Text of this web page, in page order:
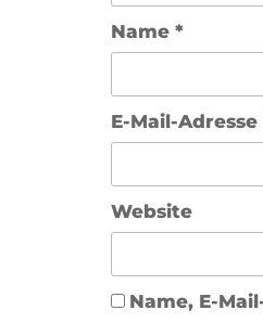
Name *
E-Mail-Adresse
Website
Name, E-